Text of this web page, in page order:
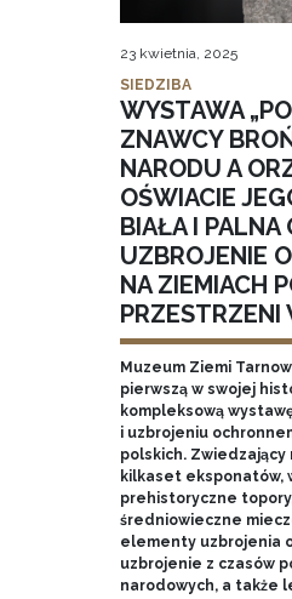
23 kwietnia, 2025
SIEDZIBA
WYSTAWA
ZNAWCY
NARODU A
OŚWIACIE
BIAŁA I PALNA
UZBROJENIE
NA ZIEMIACH
PRZESTRZENI
Muzeum Ziemi
pierwszą w swojej
kompleksową
i uzbrojeniu
polskich. Zwiedzający
kilkaset eksponatów,
prehistoryczne
średniowieczne
elementy uzbrojenia
uzbrojenie z czasów
narodowych, a także